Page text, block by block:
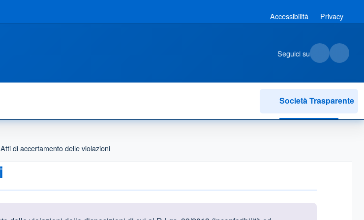
Accessibilità Privacy
Seguici su
Società Trasparente
Atti di accertamento delle violazioni